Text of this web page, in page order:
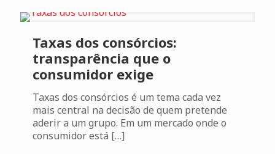
Taxas dos consórcios:
transparência que o
consumidor exige
Taxas dos consórcios é um tema cada vez
mais central na decisão de quem pretende
aderir a um grupo. Em um mercado onde o
consumidor está […]